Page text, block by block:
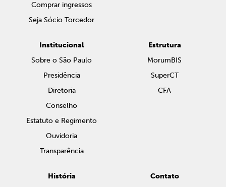
Comprar ingressos
Seja Sócio Torcedor
Institucional
Sobre o São Paulo
Presidência
Diretoria
Conselho
Estatuto e Regimento
Ouvidoria
Transparência
Estrutura
MorumBIS
SuperCT
CFA
História Contato